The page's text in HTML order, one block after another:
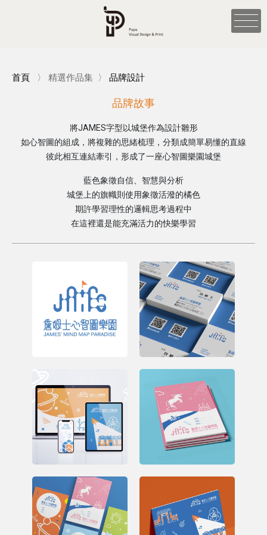
首頁 〉 精選作品集 〉 品牌設計
品牌故事
將JAMES字型以城堡作為設計雛形
如心智圖的組成，將複雜的思緒梳理，分類成簡單易懂的直線
彼此相互連結牽引，形成了一座心智圖樂園城堡
藍色象徵自信、智慧與分析
城堡上的旗幟則使用象徵活潑的橘色
期許學習理性的邏輯思考過程中
在這裡還是能充滿活力的快樂學習